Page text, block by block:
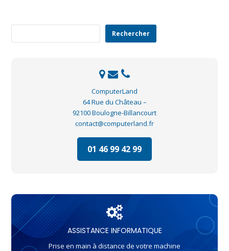
Rechercher
ComputerLand
64 Rue du Château –
92100 Boulogne-Billancourt
contact@computerland.fr
01 46 99 42 99
ASSISTANCE INFORMATIQUE
Prise en main à distance de votre machine